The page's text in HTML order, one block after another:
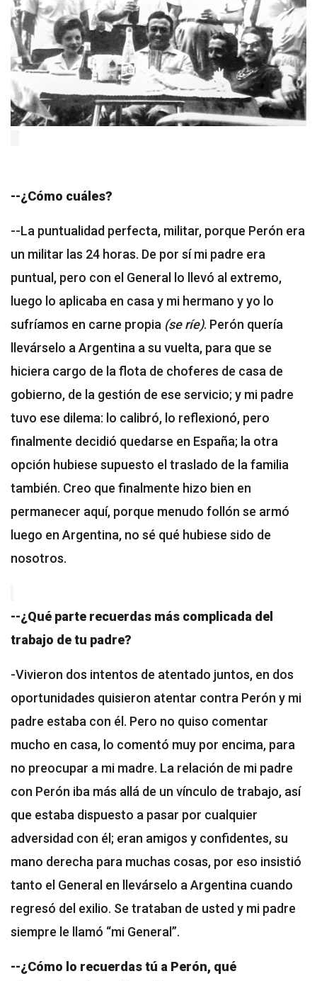
--¿Cómo cuáles?
--La puntualidad perfecta, militar, porque Perón era
un militar las 24 horas. De por sí mi padre era
puntual, pero con el General lo llevó al extremo,
luego lo aplicaba en casa y mi hermano y yo lo
sufríamos en carne propia (se ríe). Perón quería
llevárselo a Argentina a su vuelta, para que se
hiciera cargo de la flota de choferes de casa de
gobierno, de la gestión de ese servicio; y mi padre
tuvo ese dilema: lo calibró, lo reflexionó, pero
finalmente decidió quedarse en España; la otra
opción hubiese supuesto el traslado de la familia
también. Creo que finalmente hizo bien en
permanecer aquí, porque menudo follón se armó
luego en Argentina, no sé qué hubiese sido de
nosotros.
--¿Qué parte recuerdas más complicada del
trabajo de tu padre?
-Vivieron dos intentos de atentado juntos, en dos
oportunidades quisieron atentar contra Perón y mi
padre estaba con él. Pero no quiso comentar
mucho en casa, lo comentó muy por encima, para
no preocupar a mi madre. La relación de mi padre
con Perón iba más allá de un vínculo de trabajo, así
que estaba dispuesto a pasar por cualquier
adversidad con él; eran amigos y confidentes, su
mano derecha para muchas cosas, por eso insistió
tanto el General en llevárselo a Argentina cuando
regresó del exilio. Se trataban de usted y mi padre
siempre le llamó “mi General”.
--¿Cómo lo recuerdas tú a Perón, qué